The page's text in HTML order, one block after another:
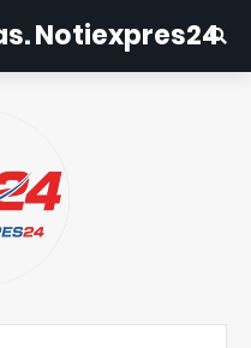
Notiexpres24